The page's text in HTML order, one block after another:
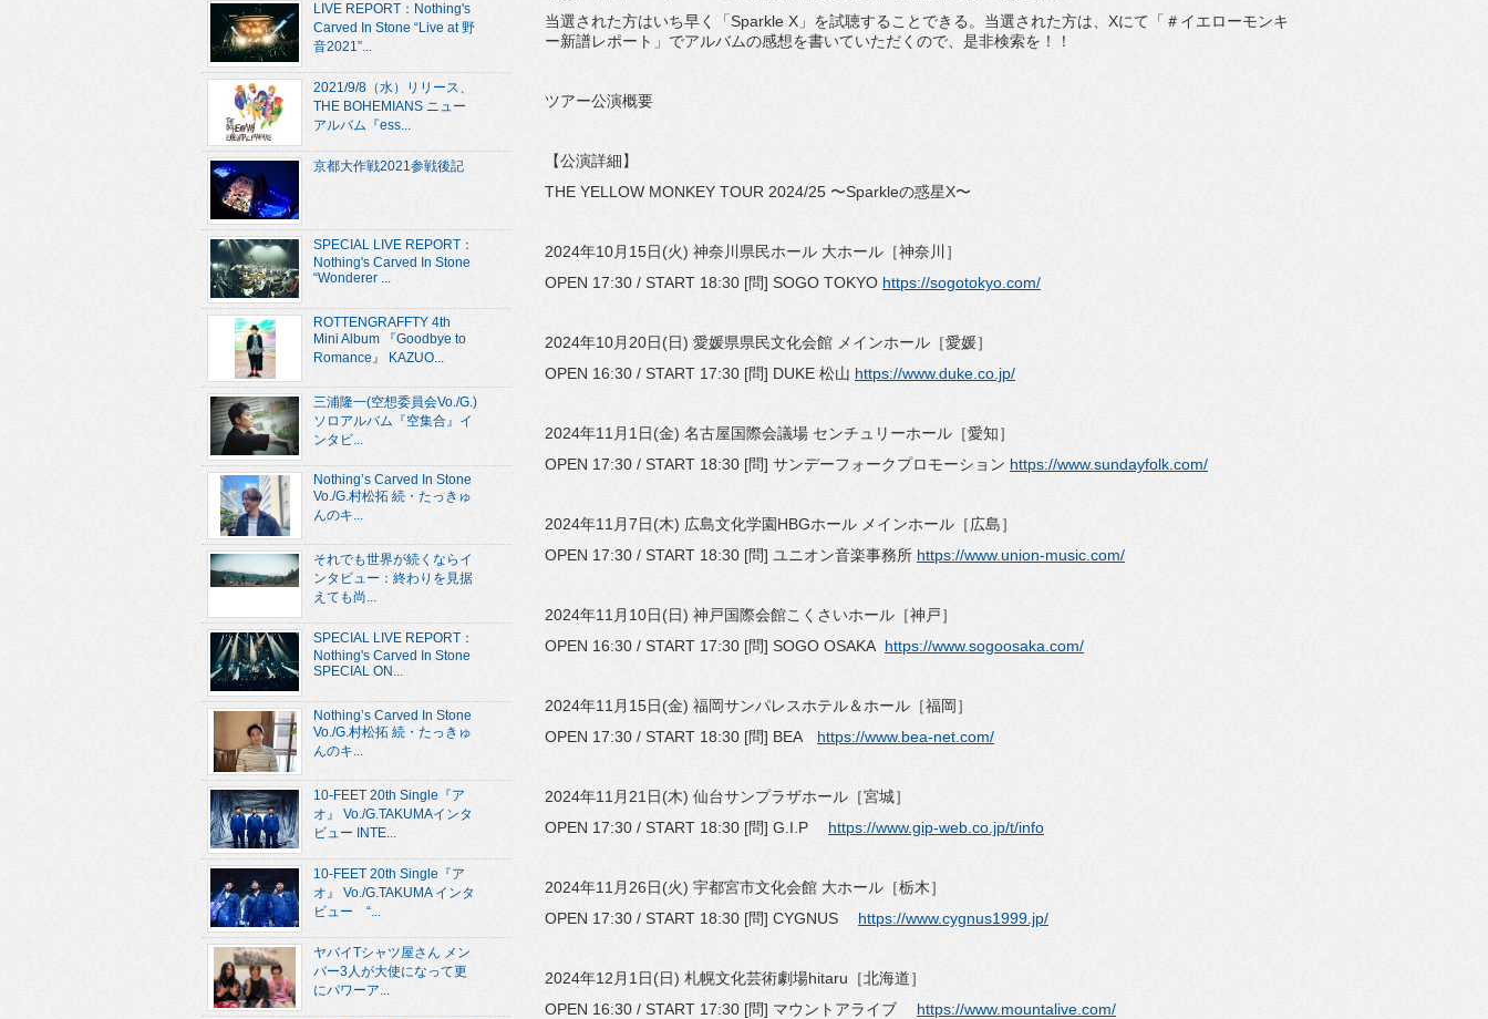
当選された方はいち早く「Sparkle X」を試聴することできる。当選された方は、Xにて「＃イエローモンキ
ー新譜レポート」でアルバムの感想を書いていただくので、是非検索を！！
ツアー公演概要
【公演詳細】
THE YELLOW MONKEY TOUR 2024/25 〜Sparkleの惑星X〜
2024年10月15日(火) 神奈川県民ホール 大ホール［神奈川］
OPEN 17:30 / START 18:30 [問] SOGO TOKYO https://sogotokyo.com/
2024年10月20日(日) 愛媛県県民文化会館 メインホール［愛媛］
OPEN 16:30 / START 17:30 [問] DUKE 松山 https://www.duke.co.jp/
2024年11月1日(金) 名古屋国際会議場 センチュリーホール［愛知］
OPEN 17:30 / START 18:30 [問] サンデーフォークプロモーション https://www.sundayfolk.com/
2024年11月7日(木) 広島文化学園HBGホール メインホール［広島］
OPEN 17:30 / START 18:30 [問] ユニオン音楽事務所 https://www.union-music.com/
2024年11月10日(日) 神戸国際会館こくさいホール［神戸］
OPEN 16:30 / START 17:30 [問] SOGO OSAKA https://www.sogoosaka.com/
2024年11月15日(金) 福岡サンパレスホテル＆ホール［福岡］
OPEN 17:30 / START 18:30 [問] BEA https://www.bea-net.com/
2024年11月21日(木) 仙台サンプラザホール［宮城］
OPEN 17:30 / START 18:30 [問] G.I.P https://www.gip-web.co.jp/t/info
2024年11月26日(火) 宇都宮市文化会館 大ホール［栃木］
OPEN 17:30 / START 18:30 [問] CYGNUS https://www.cygnus1999.jp/
2024年12月1日(日) 札幌文化芸術劇場hitaru［北海道］
OPEN 16:30 / START 17:30 [問] マウントアライブ https://www.mountalive.com/
LIVE REPORT：Nothing's
Carved In Stone “Live at 野
音2021”...
2021/9/8（水）リリース、
THE BOHEMIANS ニュー
アルバム『ess...
京都大作戦2021参戦後記
SPECIAL LIVE REPORT：
Nothing's Carved In Stone
“Wonderer ...
ROTTENGRAFFTY 4th
Mini Album 『Goodbye to
Romance』 KAZUO...
三浦隆一(空想委員会Vo./G.)
ソロアルバム『空集合』イ
ンタビ...
Nothing’s Carved In Stone
Vo./G.村松拓 続・たっきゅ
んのキ...
それでも世界が続くならイ
ンタビュー：終わりを見据
えても尚...
SPECIAL LIVE REPORT：
Nothing's Carved In Stone
SPECIAL ON...
Nothing’s Carved In Stone
Vo./G.村松拓 続・たっきゅ
んのキ...
10-FEET 20th Single『ア
オ』 Vo./G.TAKUMAインタ
ビュー INTE...
10-FEET 20th Single『ア
オ』 Vo./G.TAKUMA インタ
ビュー “...
ヤバイTシャツ屋さん メン
バー3人が大使になって更
にパワーア...